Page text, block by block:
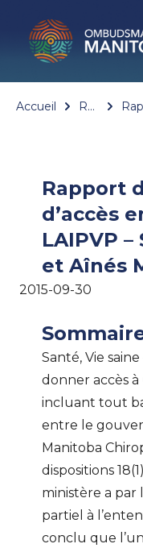
Accueil Rapports
Rapport
d’accès
LAIPVP
et Aînés
2015-09-30
Santé, Vie
donner accès
incluant tout
entre le
Manitoba
dispositions
ministère a par
partiel à
conclu que